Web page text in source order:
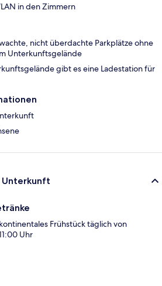
in den Zimmern
nicht überdachte Parkplätze ohne
Unterkunftsgelände
gibt es eine Ladestation für
Frühstück täglich von
Uhr